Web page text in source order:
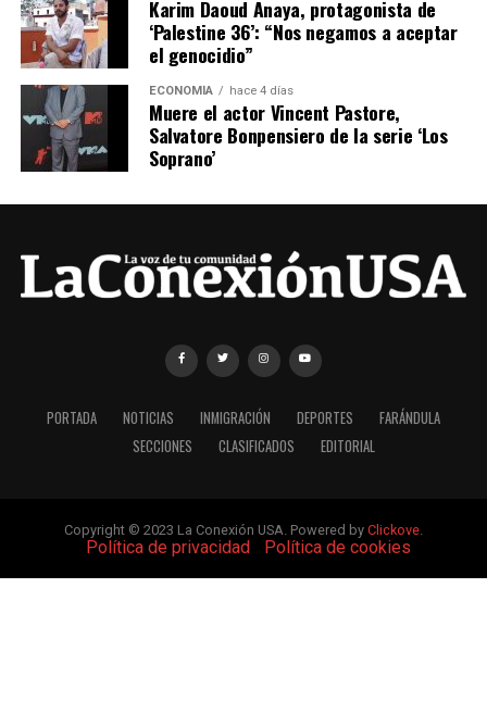
Karim Daoud Anaya, protagonista de
‘Palestine 36’: “Nos negamos a aceptar
el genocidio”
ECONOMÍA hace 4 días
Muere el actor Vincent Pastore,
Salvatore Bonpensiero de la serie ‘Los
Soprano’
PORTADA NOTICIAS INMIGRACIÓN DEPORTES
FARÁNDULA
SECCIONES
CLASIFICADOS EDITORIAL
Copyright © 2023 La Conexión USA. Powered by Clickove.
Política de privacidad| Política de cookies